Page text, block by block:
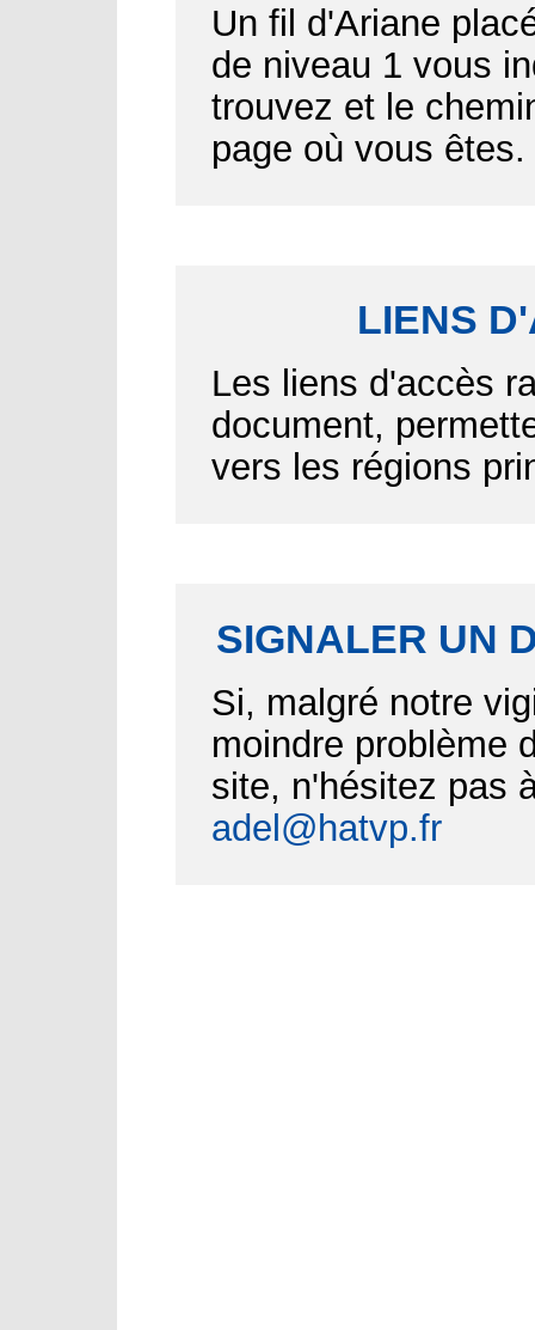
Un fil d'Ariane
de niveau 1 vous
trouvez et le
page où vous êtes.
LIENS
Les liens d'accès
document,
vers les régions
SIGNALER UN
Si, malgré notre
moindre problème
site, n'hésitez pas
adel@hatvp.fr